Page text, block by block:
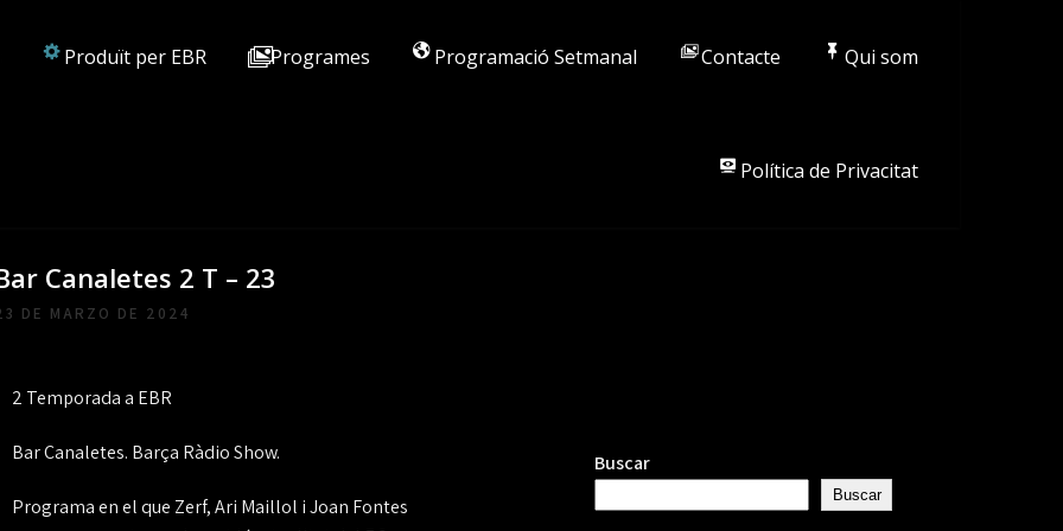
Produït per EBR Programes Programació Setmanal Contacte Qui som
Política de Privacitat
Canaletes 2 T – 23
DE MARZO DE 2024
2 Temporada a EBR
Bar Canaletes. Barça Ràdio Show.
Programa en el que Zerf, Ari Maillol i Joan Fontes
Buscar
Buscar